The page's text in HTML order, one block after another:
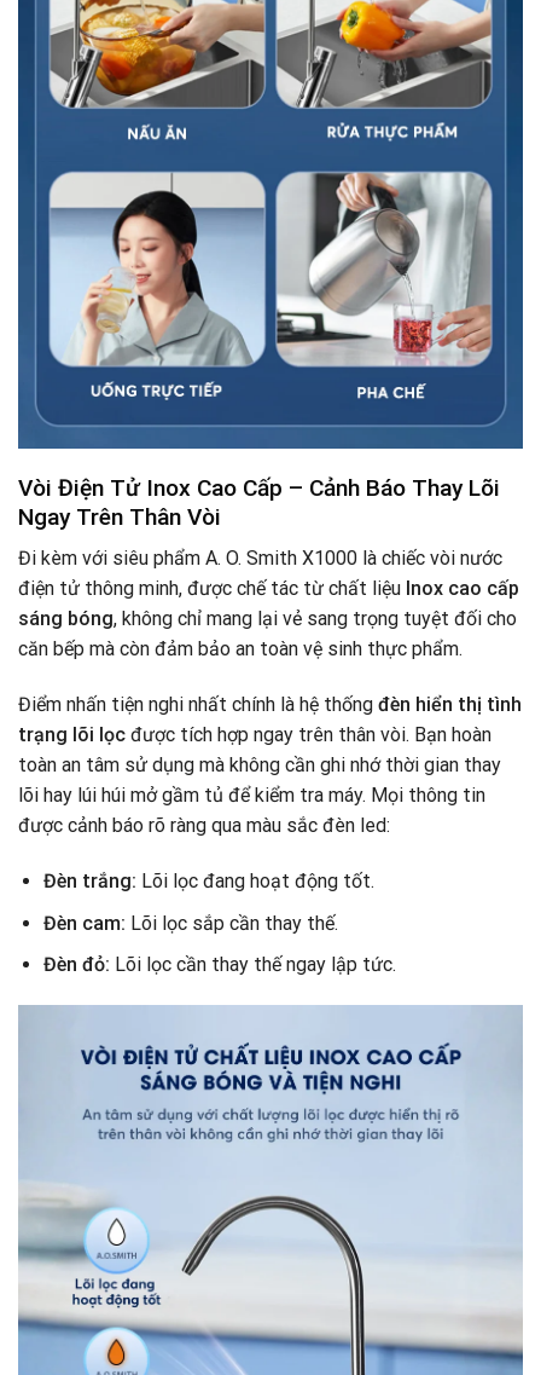
Vòi Điện Tử Inox Cao Cấp – Cảnh Báo Thay Lõi
Ngay Trên Thân Vòi
Đi kèm với siêu phẩm A. O. Smith X1000 là chiếc vòi nước
điện tử thông minh, được chế tác từ chất liệu Inox cao cấp
sáng bóng, không chỉ mang lại vẻ sang trọng tuyệt đối cho
căn bếp mà còn đảm bảo an toàn vệ sinh thực phẩm.
Điểm nhấn tiện nghi nhất chính là hệ thống đèn hiển thị tình
trạng lõi lọc được tích hợp ngay trên thân vòi. Bạn hoàn
toàn an tâm sử dụng mà không cần ghi nhớ thời gian thay
lõi hay lúi húi mở gầm tủ để kiểm tra máy. Mọi thông tin
được cảnh báo rõ ràng qua màu sắc đèn led:
Đèn trắng: Lõi lọc đang hoạt động tốt.
Đèn cam: Lõi lọc sắp cần thay thế.
Đèn đỏ: Lõi lọc cần thay thế ngay lập tức.